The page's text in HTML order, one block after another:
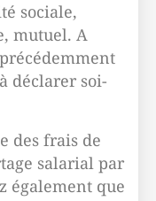
sociale,
mutuel. A
déclarer soi-
des frais de
salarial par
également que